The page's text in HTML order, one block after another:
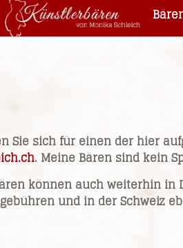
Sie sich für einen der hier
. Meine Bären sind kein
können auch weiterhin
und in der Schweiz